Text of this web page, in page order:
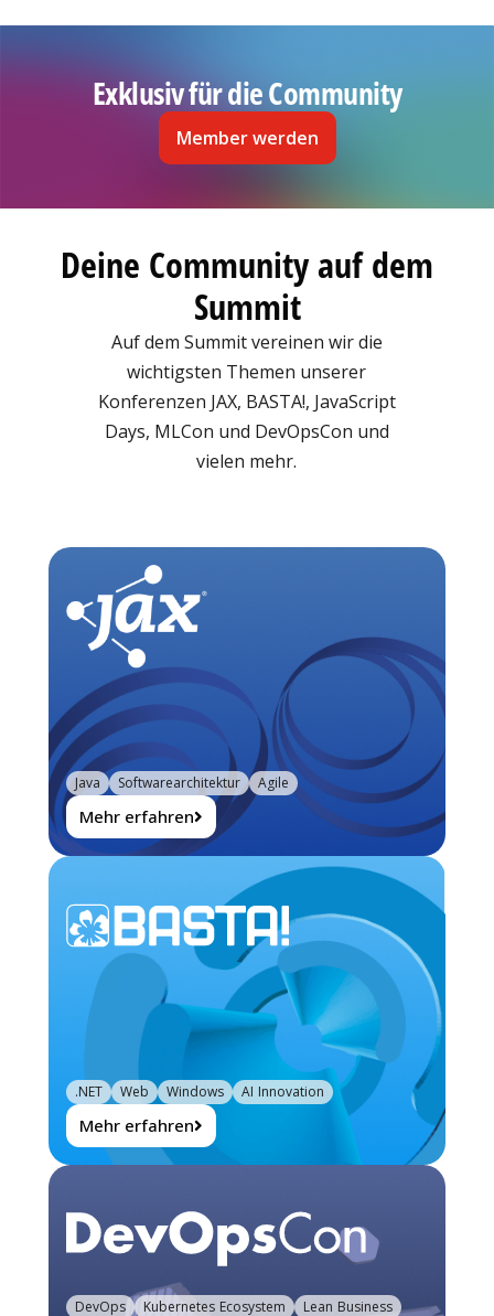
Exklusiv für die Community
Member werden
Deine Community auf dem
Summit
Auf dem Summit vereinen wir die
wichtigsten Themen unserer
Konferenzen JAX, BASTA!, JavaScript
Days, MLCon und DevOpsCon und
vielen mehr.
Mehr erfahren
Java Softwarearchitektur Agile
Mehr erfahren
.NET Web Windows AI Innovation
DevOps Kubernetes Ecosystem Lean Business